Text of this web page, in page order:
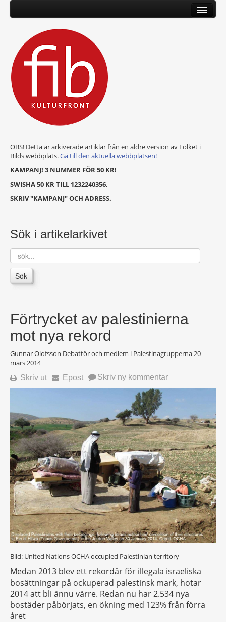
OBS! Detta är arkiverade artiklar från en äldre version av Folket i
Bilds webbplats.Gå till den aktuella webbplatsen!
KAMPANJ! 3 NUMMER FÖR 50 KR!
SWISHA 50 KR TILL 1232240356,
SKRIV "KAMPANJ" OCH ADRESS.
Sök i artikelarkivet
sök...
Sök
Förtrycket av palestinierna
mot nya rekord
Gunnar Olofsson Debattör och medlem i Palestinagrupperna20
mars 2014
Skriv ut Epost Skriv ny kommentar
Bild: United Nations OCHA occupied Palestinian territory
Medan 2013 blev ett rekordår för illegala israeliska
bosättningar på ockuperad palestinsk mark, hotar
2014 att bli ännu värre. Redan nu har 2.534 nya
bostäder påbörjats, en ökning med 123% från förra
året